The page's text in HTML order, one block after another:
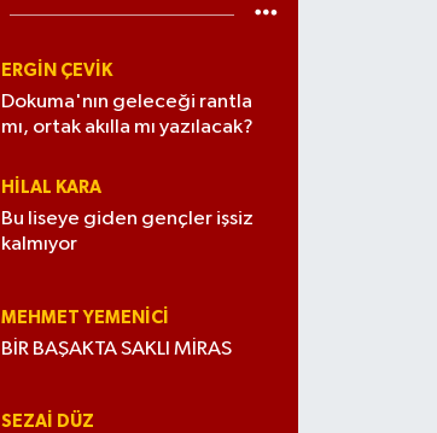
ERGIN ÇEVİK
Dokuma'nın geleceği rantla
mı, ortak akılla mı yazılacak?
HILAL KARA
Bu liseye giden gençler işsiz
kalmıyor
MEHMET YEMENICI
BİR BAŞAKTA SAKLI MİRAS
SEZAI DÜZ